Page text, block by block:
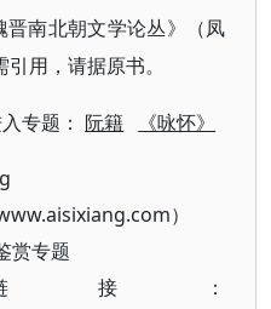
晋南北朝文学论丛》（凤
用，请据原书。
专题： 阮籍 《咏怀》
）
赏专题
接：